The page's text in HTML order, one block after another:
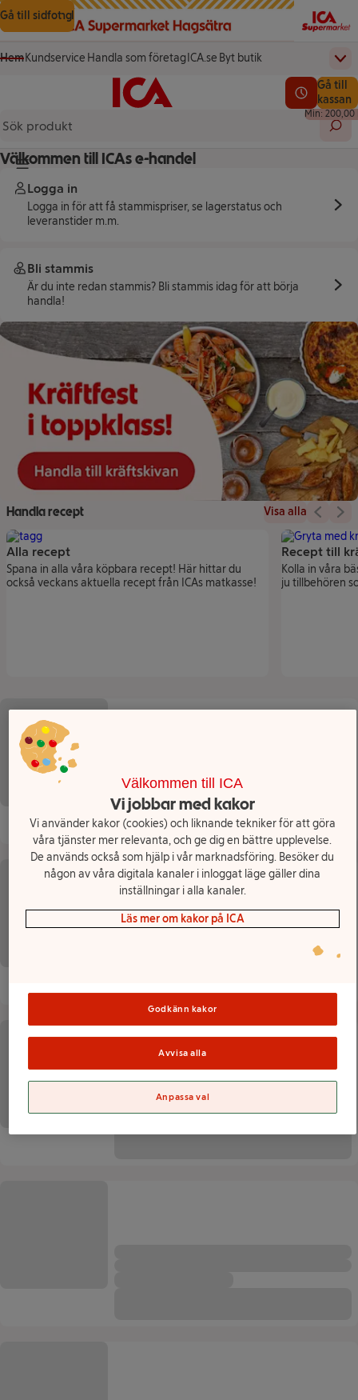
Gå till innehåll
Gå till sökning
Gå till sidfot
HemKundservice Handla som företag ICA.se
(öppnas i ett nytt fönster)
Byt butik
(öppnas i ett nytt fönster)
Startsida
Sök
Se lediga
Gå till
kassan
Totalt
0,00 kr
Min: 200,00
Knapp för huvudmeny
Välkommen till ICAs e-handel
Logga in
Logga in för att få stammispriser, se lagerstatus och
leveranstider m.m.
Bli stammis
Är du inte redan stammis? Bli stammis idag för att börja
handla!
Handla recept
Alla recept
Spana in alla våra köpbara recept! Här hittar du
också veckans aktuella recept från ICAs matkasse!
Recept till
Kolla in våra
ju tillbehören
Visa alla Visa
Lista över produkter
Välkommen till ICA
Vi jobbar med kakor
Vi använder kakor (cookies) och liknande tekniker för att göra
våra tjänster mer relevanta, och ge dig en bättre upplevelse.
De används också som hjälp i vår marknadsföring. Besöker du
någon av våra digitala kanaler i inloggat läge gäller dina
inställningar i alla kanaler.
Läs mer om kakor på ICA
Godkänn kakor
Avvisa alla
Anpassa val